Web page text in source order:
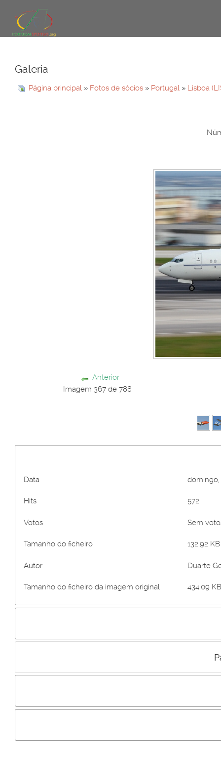
Galeria
Página principal » Fotos de sócios » Portugal » Lisboa
Anterior
Imagem 367 de 788
Data domingo,
Hits 572
Votos Sem
Tamanho do ficheiro 132.92
Autor Duarte
Tamanho do ficheiro da imagem original 434.09
Incluir imagem :
Os
Primeiro autentique-se...